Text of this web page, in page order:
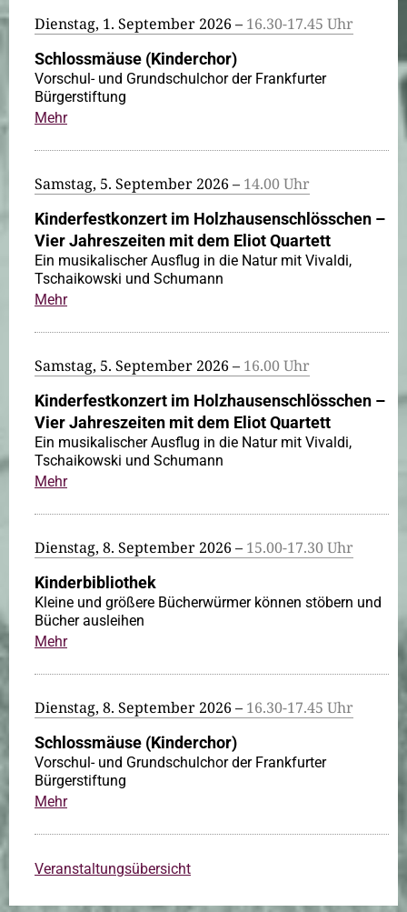
Dienstag, 1. September 2026 – 16.30-17.45 Uhr
Schlossmäuse (Kinderchor)
Vorschul- und Grundschulchor der Frankfurter
Bürgerstiftung
Mehr
Samstag, 5. September 2026 – 14.00 Uhr
Kinderfestkonzert im Holzhausenschlösschen –
Vier Jahreszeiten mit dem Eliot Quartett
Ein musikalischer Ausflug in die Natur mit Vivaldi,
Tschaikowski und Schumann
Mehr
Samstag, 5. September 2026 – 16.00 Uhr
Kinderfestkonzert im Holzhausenschlösschen –
Vier Jahreszeiten mit dem Eliot Quartett
Ein musikalischer Ausflug in die Natur mit Vivaldi,
Tschaikowski und Schumann
Mehr
Dienstag, 8. September 2026 – 15.00-17.30 Uhr
Kinderbibliothek
Kleine und größere Bücherwürmer können stöbern und
Bücher ausleihen
Mehr
Dienstag, 8. September 2026 – 16.30-17.45 Uhr
Schlossmäuse (Kinderchor)
Vorschul- und Grundschulchor der Frankfurter
Bürgerstiftung
Mehr
Veranstaltungsübersicht